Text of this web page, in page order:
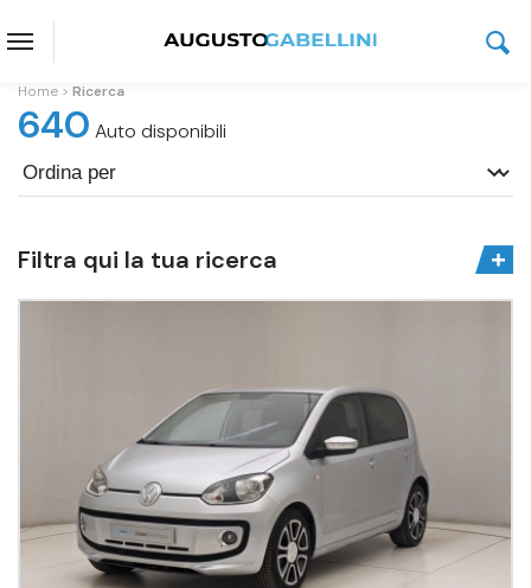
Home Ricerca
640 Auto disponibili
Filtra qui la tua ricerca